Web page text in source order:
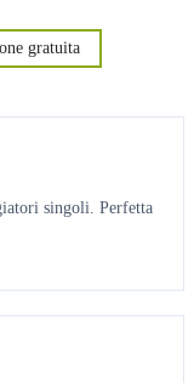
gratuita
singoli. Perfetta